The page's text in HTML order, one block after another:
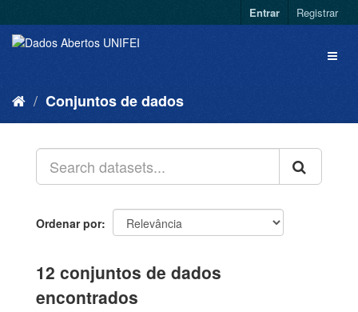
Entrar Registrar
Conjuntos de dados
Ordenar por
12 conjuntos de dados
encontrados